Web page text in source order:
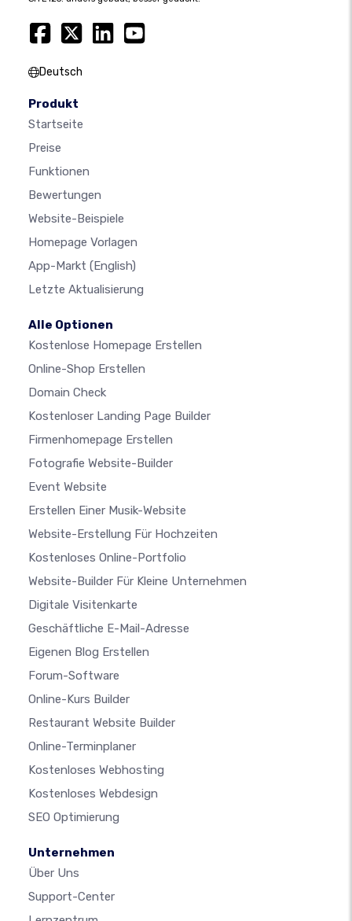
Deutsch
Produkt
Startseite
Preise
Funktionen
Bewertungen
Website-Beispiele
Homepage Vorlagen
App-Markt (English)
Letzte Aktualisierung
Alle Optionen
Kostenlose Homepage Erstellen
Online-Shop Erstellen
Domain Check
Kostenloser Landing Page Builder
Firmenhomepage Erstellen
Fotografie Website-Builder
Event Website
Erstellen Einer Musik-Website
Website-Erstellung Für Hochzeiten
Kostenloses Online-Portfolio
Website-Builder Für Kleine Unternehmen
Digitale Visitenkarte
Geschäftliche E-Mail-Adresse
Eigenen Blog Erstellen
Forum-Software
Online-Kurs Builder
Restaurant Website Builder
Online-Terminplaner
Kostenloses Webhosting
Kostenloses Webdesign
SEO Optimierung
Unternehmen
Über Uns
Support-Center